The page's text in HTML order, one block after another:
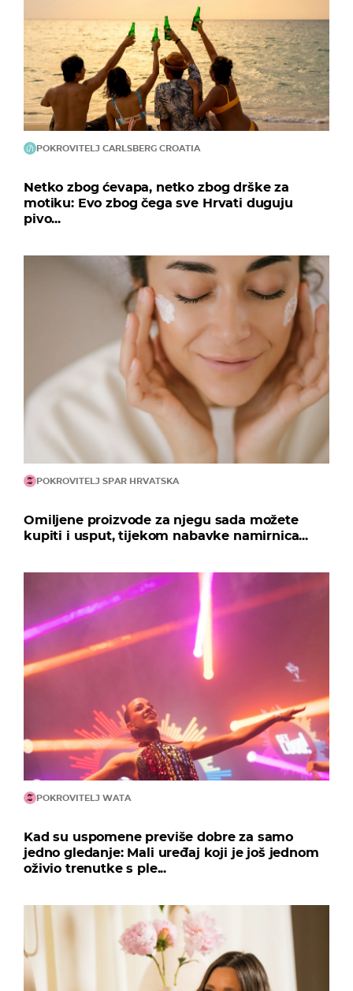
POKROVITELJ CARLSBERG CROATIA
Netko zbog ćevapa, netko zbog drške za
motiku: Evo zbog čega sve Hrvati duguju
pivo...
POKROVITELJ SPAR HRVATSKA
Omiljene proizvode za njegu sada možete
kupiti i usput, tijekom nabavke namirnica...
POKROVITELJ WATA
Kad su uspomene previše dobre za samo
jedno gledanje: Mali uređaj koji je još jednom
oživio trenutke s ple...